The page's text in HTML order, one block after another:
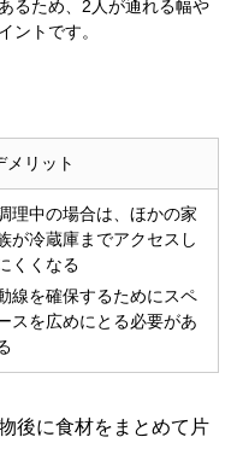
るため、2人が通れる幅や
ントです。
メリット
理中の場合は、ほかの家
が冷蔵庫までアクセスし
くくなる
線を確保するためにスペ
スを広めにとる必要があ
後に食材をまとめて片